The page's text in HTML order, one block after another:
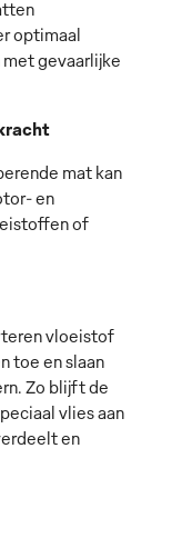
optimaal
gevaarlijke
mat kan
en
of
vloeistof
toe en slaan
Zo blijft de
vlies aan
en